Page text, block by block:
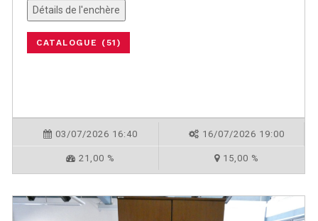
Détails de l'enchère
CATALOGUE (51)
03/07/2026 16:40 16/07/2026 19:00
21,00 % 15,00 %